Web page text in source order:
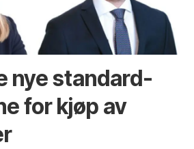
nye standard­
for kjøp av